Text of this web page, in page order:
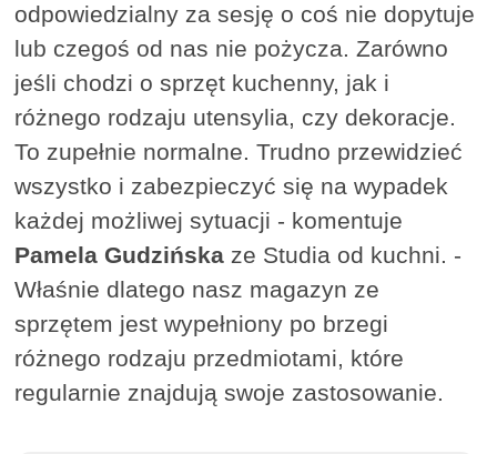
odpowiedzialny za sesję o coś nie dopytuje
lub czegoś od nas nie pożycza. Zarówno
jeśli chodzi o sprzęt kuchenny, jak i
różnego rodzaju utensylia, czy dekoracje.
To zupełnie normalne. Trudno przewidzieć
wszystko i zabezpieczyć się na wypadek
każdej możliwej sytuacji - komentuje
Pamela Gudzińska ze Studia od kuchni. -
Właśnie dlatego nasz magazyn ze
sprzętem jest wypełniony po brzegi
różnego rodzaju przedmiotami, które
regularnie znajdują swoje zastosowanie.